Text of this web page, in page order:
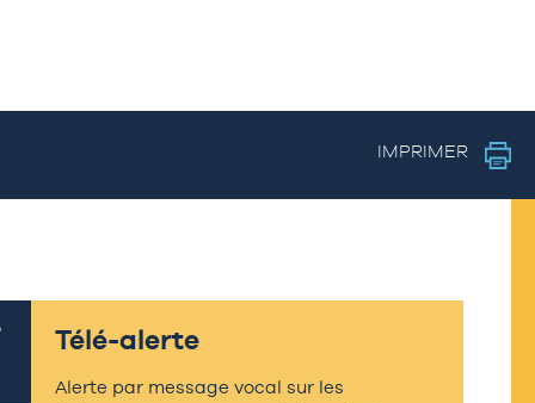
IMPRIMER
Télé-alerte
Alerte par message vocal sur les